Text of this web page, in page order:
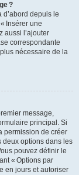
?
depuis le
Insérer une
aussi l’ajouter
correspondante
nécessaire de la
message,
principal. Si
permission de créer
deux options dans les
pouvez définir le
« Options par
en jours et autoriser